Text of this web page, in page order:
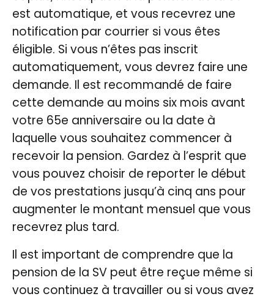
est automatique, et vous recevrez une
notification par courrier si vous êtes
éligible. Si vous n’êtes pas inscrit
automatiquement, vous devrez faire une
demande. Il est recommandé de faire
cette demande au moins six mois avant
votre 65e anniversaire ou la date à
laquelle vous souhaitez commencer à
recevoir la pension. Gardez à l’esprit que
vous pouvez choisir de reporter le début
de vos prestations jusqu’à cinq ans pour
augmenter le montant mensuel que vous
recevrez plus tard.
Il est important de comprendre que la
pension de la SV peut être reçue même si
vous continuez à travailler ou si vous avez